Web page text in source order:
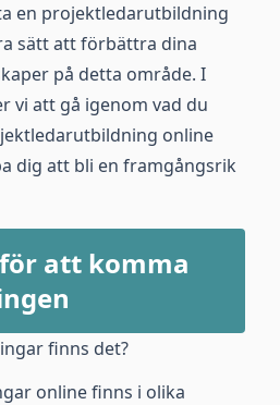
en projektledarutbildning
sätt att förbättra dina
på detta område. I
vi att gå igenom vad du
online
dig att bli en framgångsrik
att komma
finns det?
online finns i olika